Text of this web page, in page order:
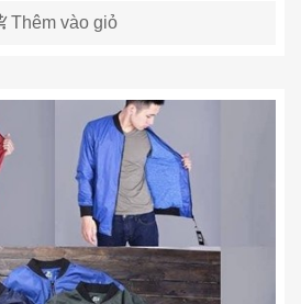
Thêm vào giỏ